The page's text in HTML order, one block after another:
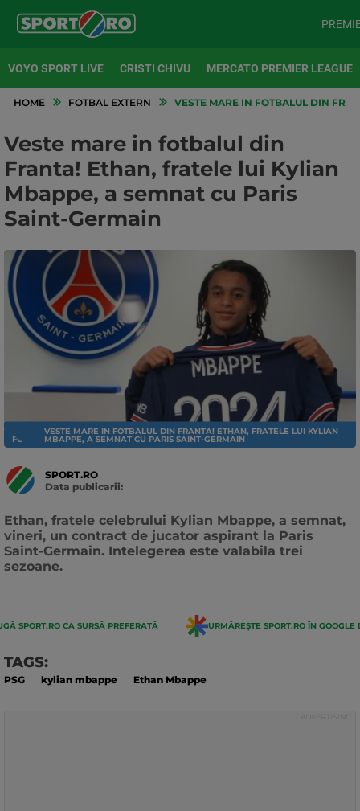
VOYO SPORT LIVE CRISTI CHIVU MERCATO PREMIER LEAGUE
HOME FOTBAL EXTERN VESTE MARE IN FOTBALUL DIN
Veste mare in fotbalul din
Franta! Ethan, fratele lui Kylian
Mbappe, a semnat cu Paris
Saint-Germain
FOTBAL EXTERN
VESTE MARE IN FOTBALUL DIN FRANTA! ETHAN, FRATELE LUI KYLIAN
MBAPPE, A SEMNAT CU PARIS SAINT-GERMAIN
SPORT.RO
Data publicarii:
Ethan, fratele celebrului Kylian Mbappe, a semnat,
vineri, un contract de jucator aspirant la Paris
Saint-Germain. Intelegerea este valabila trei
sezoane.
SPORT.RO CA SURSĂ PREFERATĂ URMĂREȘTE SPORT.RO ÎN GOOGLE
TAGS:
PSG kylian mbappe Ethan Mbappe